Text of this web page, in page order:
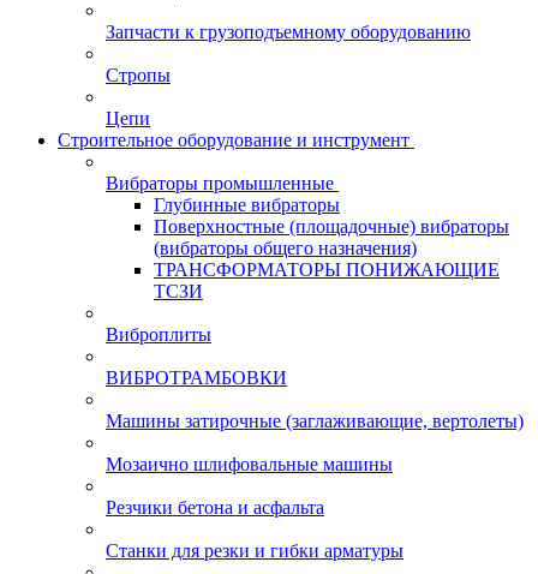
Запчасти к грузоподъемному оборудованию
Стропы
Цепи
Строительное оборудование и инструмент
Вибраторы промышленные
Глубинные вибраторы
Поверхностные (площадочные) вибраторы
(вибраторы общего назначения)
ТРАНСФОРМАТОРЫ ПОНИЖАЮЩИЕ
ТСЗИ
Виброплиты
ВИБРОТРАМБОВКИ
Машины затирочные (заглаживающие, вертолеты)
Мозаично шлифовальные машины
Резчики бетона и асфальта
Станки для резки и гибки арматуры